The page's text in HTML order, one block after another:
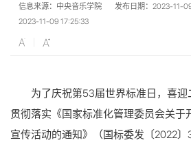
信息来源：中央音乐学院 发布日期：2023-11-
2023-11-09 17:25:33
为了庆祝第53届世界标准日，喜
贯彻落实《国家标准化管理委员会关于
宣传活动的通知》（国标委发〔2022